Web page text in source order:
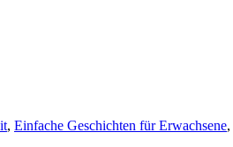
, Einfache Geschichten für Erwachsene,